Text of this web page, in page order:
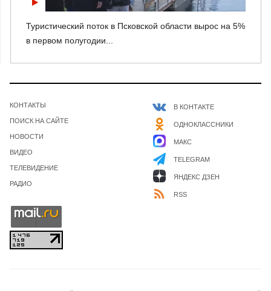
Туристический поток в Псковской области вырос на 5%
в первом полугодии...
КОНТАКТЫ
ПОИСК НА САЙТЕ
НОВОСТИ
ВИДЕО
ТЕЛЕВИДЕНИЕ
РАДИО
В КОНТАКТЕ
ОДНОКЛАССНИКИ
МАКС
TELEGRAM
ЯНДЕКС ДЗЕН
RSS